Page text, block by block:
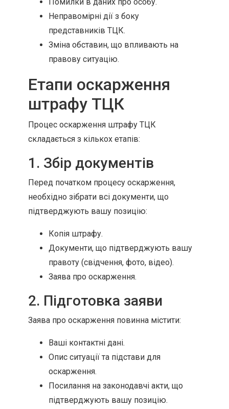
Неправомірні дії з боку
представників ТЦК.
Зміна обставин, що впливають на
правову ситуацію.
Етапи оскарження
штрафу ТЦК
Процес оскарження штрафу ТЦК
складається з кількох етапів:
1. Збір документів
Перед початком процесу оскарження,
необхідно зібрати всі документи, що
підтверджують вашу позицію:
Копія штрафу.
Документи, що підтверджують вашу
правоту (свідчення, фото, відео).
Заява про оскарження.
2. Підготовка заяви
Заява про оскарження повинна містити:
Ваші контактні дані.
Опис ситуації та підстави для
оскарження.
Посилання на законодавчі акти, що
підтверджують вашу позицію.